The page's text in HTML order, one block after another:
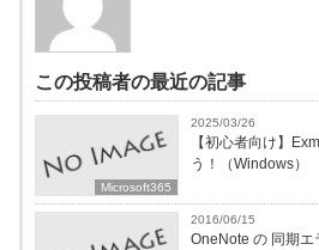
この投稿者の最近の記事
Microsoft365
2025/03/26
【初心者向け】
う！（Windows）
2016/06/15
OneNote の 同期